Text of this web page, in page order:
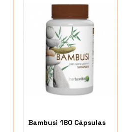
Bambusi 180 Cápsulas